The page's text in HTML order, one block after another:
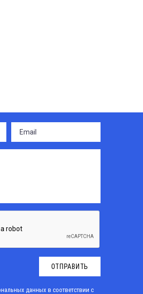
ОТПРАВИТЬ
данных в соответствии с